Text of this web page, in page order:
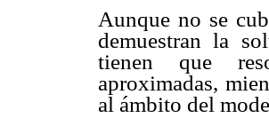
Aunque no se
demuestran la
tienen que
aproximadas,
al ámbito del